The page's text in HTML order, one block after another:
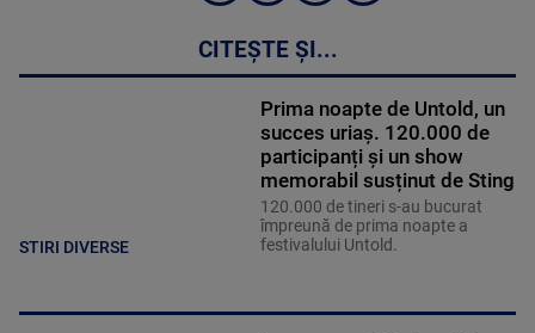
CITEȘTE ȘI...
STIRI DIVERSE
Prima noapte de Untold, un
succes uriaș. 120.000 de
participanți și un show
memorabil susținut de Sting
120.000 de tineri s-au bucurat
împreună de prima noapte a
festivalului Untold.